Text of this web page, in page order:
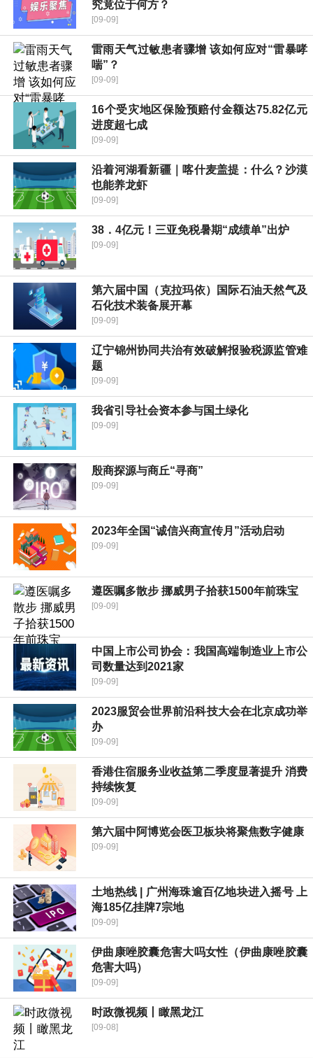
究竟位于何方？
[09-09]
雷雨天气过敏患者骤增 该如何应对“雷暴哮
喘”？
[09-09]
16个受灾地区保险预赔付金额达75.82亿元
进度超七成
[09-09]
沿着河湖看新疆｜喀什麦盖提：什么？沙漠
也能养龙虾
[09-09]
38．4亿元！三亚免税暑期“成绩单”出炉
[09-09]
第六届中国（克拉玛依）国际石油天然气及
石化技术装备展开幕
[09-09]
辽宁锦州协同共治有效破解报验税源监管难
题
[09-09]
我省引导社会资本参与国土绿化
[09-09]
殷商探源与商丘“寻商”
[09-09]
2023年全国“诚信兴商宣传月”活动启动
[09-09]
遵医嘱多散步 挪威男子拾获1500年前珠宝
[09-09]
中国上市公司协会：我国高端制造业上市公
司数量达到2021家
[09-09]
2023服贸会世界前沿科技大会在北京成功举
办
[09-09]
香港住宿服务业收益第二季度显著提升 消费
持续恢复
[09-09]
第六届中阿博览会医卫板块将聚焦数字健康
[09-09]
土地热线 | 广州海珠逾百亿地块进入摇号 上
海185亿挂牌7宗地
[09-09]
伊曲康唑胶囊危害大吗女性（伊曲康唑胶囊
危害大吗）
[09-09]
时政微视频丨瞰黑龙江
[09-08]